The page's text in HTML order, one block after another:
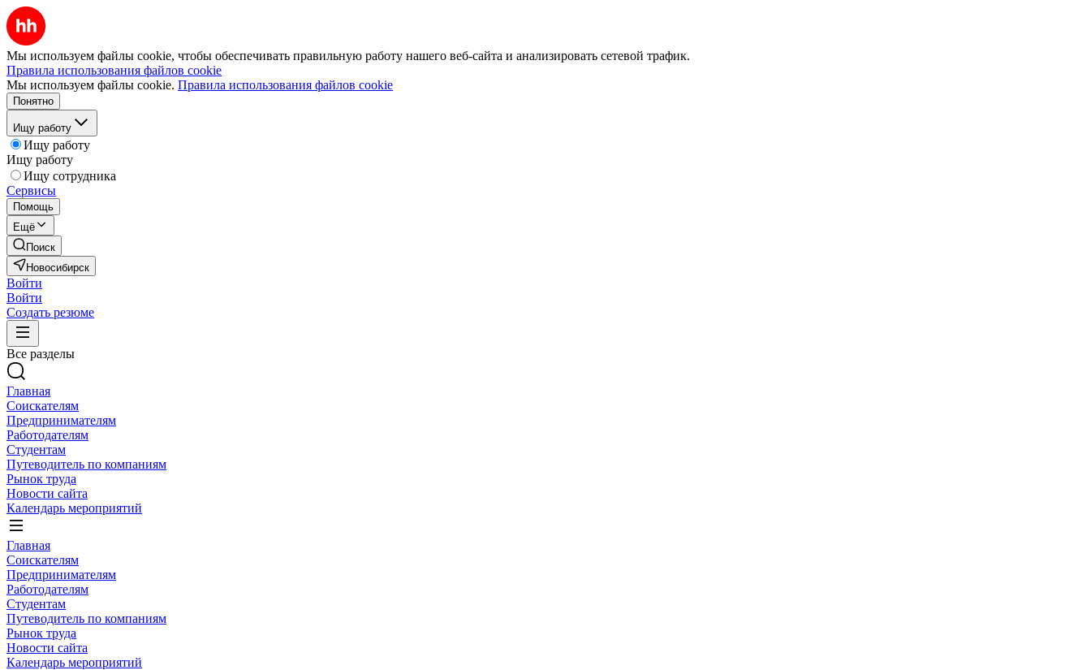
Мы используем файлы cookie, чтобы обеспечивать правильную работу нашего веб-сайта и анализировать сетевой трафик.
Правила использования файлов cookie
Мы используем файлы cookie. Правила использования файлов cookie
Понятно
Ищу работу
Ищу работу
Ищу работу
Ищу сотрудника
Сервисы
Помощь
Ещё
Поиск
Новосибирск
Войти
Войти
Создать резюме
Все разделы
Главная
Соискателям
Предпринимателям
Работодателям
Студентам
Путеводитель по компаниям
Рынок труда
Новости сайта
Календарь мероприятий
Главная
Соискателям
Предпринимателям
Работодателям
Студентам
Путеводитель по компаниям
Рынок труда
Новости сайта
Календарь мероприятий